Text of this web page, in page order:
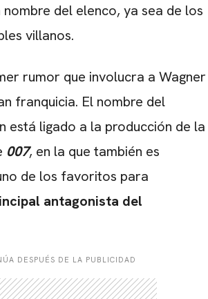
nombre del elenco, ya sea de los
villanos.
rumor que involucra a Wagner
franquicia. El nombre del
está ligado a la producción de la
007, en la que también es
de los favoritos para
antagonista del
DESPUÉS DE LA PUBLICIDAD